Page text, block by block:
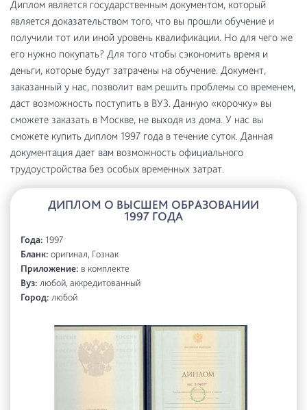
Диплом является государственным документом, который
является доказательством того, что вы прошли обучение и
получили тот или иной уровень квалификации. Но для чего же
его нужно покупать? Для того чтобы сэкономить время и
деньги, которые будут затрачены на обучение. Документ,
заказанный у нас, позволит вам решить проблемы со временем,
даст возможность поступить в ВУЗ. Данную «корочку» вы
сможете заказать в Москве, не выходя из дома. У нас вы
сможете купить диплом 1997 года в течение суток. Данная
документация дает вам возможность официального
трудоустройства без особых временных затрат.
ДИПЛОМ О ВЫСШЕМ ОБРАЗОВАНИИ
1997 ГОДА
Года: 1997
Бланк: оригинал, Гознак
Приложение: в комплекте
Вуз: любой, аккредитованный
Город: любой